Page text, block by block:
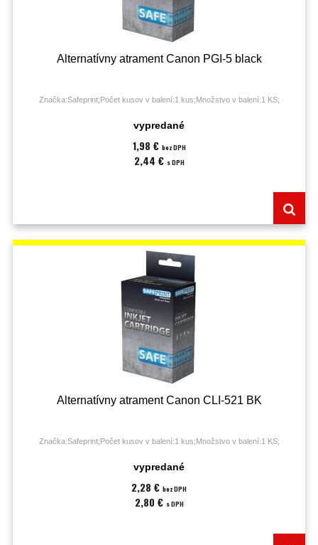
Alternatívny atrament Canon PGI-5 black
Značka:Safeprint;Počet kusov v balení:1 kus;Množstvo v balení:1 KS;
vypredané
1,98 € bez DPH
2,44 € s DPH
Alternatívny atrament Canon CLI-521 BK
Značka:Safeprint;Počet kusov v balení:1 kus;Množstvo v balení:1 KS;
vypredané
2,28 € bez DPH
2,80 € s DPH